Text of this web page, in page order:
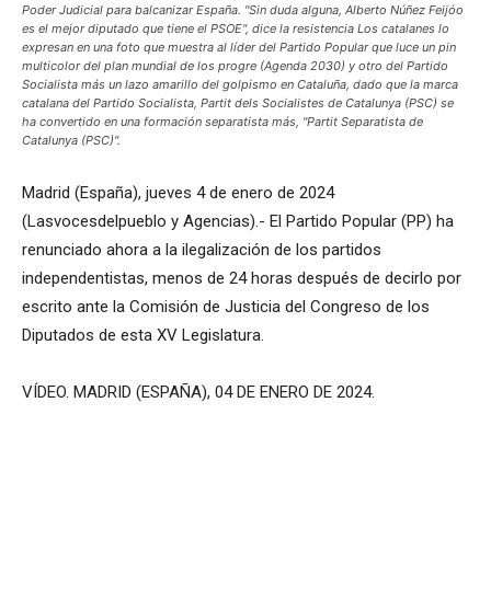
Poder Judicial para balcanizar España. "Sin duda alguna, Alberto Núñez Feijóo
es el mejor diputado que tiene el PSOE", dice la resistencia Los catalanes lo
expresan en una foto que muestra al líder del Partido Popular que luce un pin
multicolor del plan mundial de los progre (Agenda 2030) y otro del Partido
Socialista más un lazo amarillo del golpismo en Cataluña, dado que la marca
catalana del Partido Socialista, Partit dels Socialistes de Catalunya (PSC) se
ha convertido en una formación separatista más, "Partit Separatista de
Catalunya (PSC)".
Madrid (España), jueves 4 de enero de 2024
(Lasvocesdelpueblo y Agencias).- El Partido Popular (PP) ha
renunciado ahora a la ilegalización de los partidos
independentistas, menos de 24 horas después de decirlo por
escrito ante la Comisión de Justicia del Congreso de los
Diputados de esta XV Legislatura.
VÍDEO. MADRID (ESPAÑA), 04 DE ENERO DE 2024.